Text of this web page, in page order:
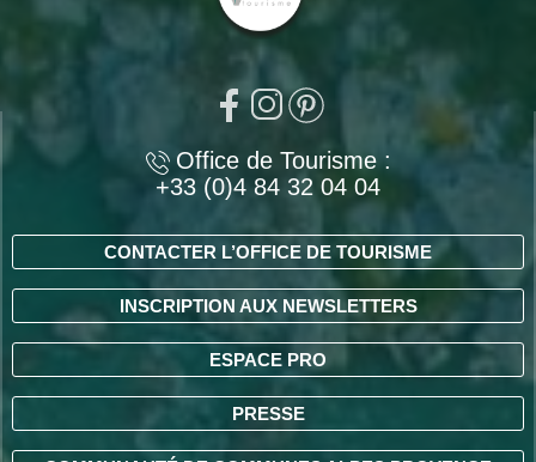
Office de Tourisme :
+33 (0)4 84 32 04 04
CONTACTER L’OFFICE DE TOURISME
INSCRIPTION AUX NEWSLETTERS
ESPACE PRO
PRESSE